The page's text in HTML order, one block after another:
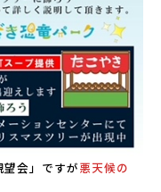
会」ですが悪天候の